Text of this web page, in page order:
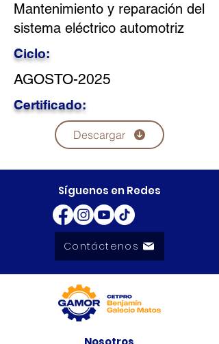
Mantenimiento y reparación del
sistema eléctrico automotriz
Ciclo:
AGOSTO-2025
Certificado:
Descargar
Síguenos en Redes
Contáctenos